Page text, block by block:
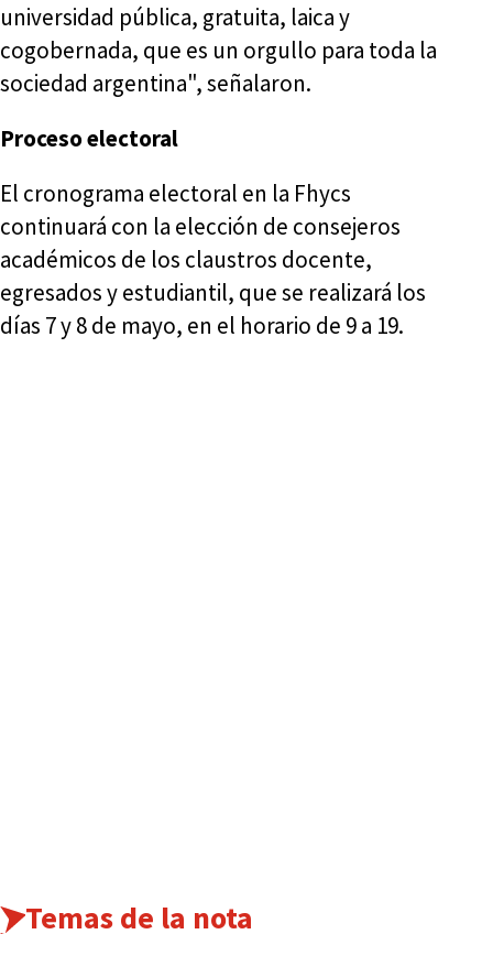
universidad pública, gratuita, laica y
cogobernada, que es un orgullo para toda la
sociedad argentina", señalaron.
Proceso electoral
El cronograma electoral en la Fhycs
continuará con la elección de consejeros
académicos de los claustros docente,
egresados y estudiantil, que se realizará los
días 7 y 8 de mayo, en el horario de 9 a 19.
Temas de la nota